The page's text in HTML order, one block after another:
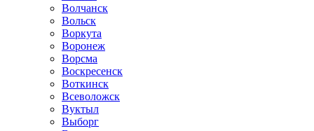
Волчанск
Вольск
Воркута
Воронеж
Ворсма
Воскресенск
Воткинск
Всеволожск
Вуктыл
Выборг